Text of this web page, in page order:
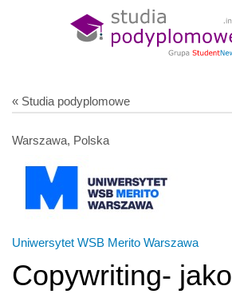
« Studia podyplomowe
Warszawa, Polska
Uniwersytet WSB Merito Warszawa
Copywriting- jako